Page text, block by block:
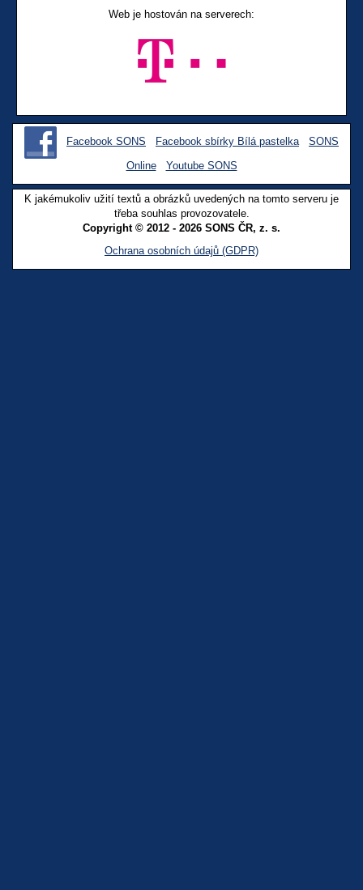
Web je hostován na serverech:
Facebook SONS Facebook sbírky Bílá pastelka
SONS
Online
Youtube SONS
K jakémukoliv užití textů a obrázků uvedených na tomto serveru je
třeba souhlas provozovatele.
Copyright © 2012 - 2026 SONS ČR, z. s.
Ochrana osobních údajů (GDPR)